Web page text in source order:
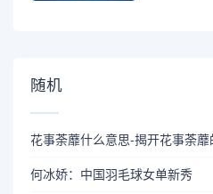
随机
花事荼蘼什么意思-揭开花事荼蘼
何冰娇：中国羽毛球女单新秀